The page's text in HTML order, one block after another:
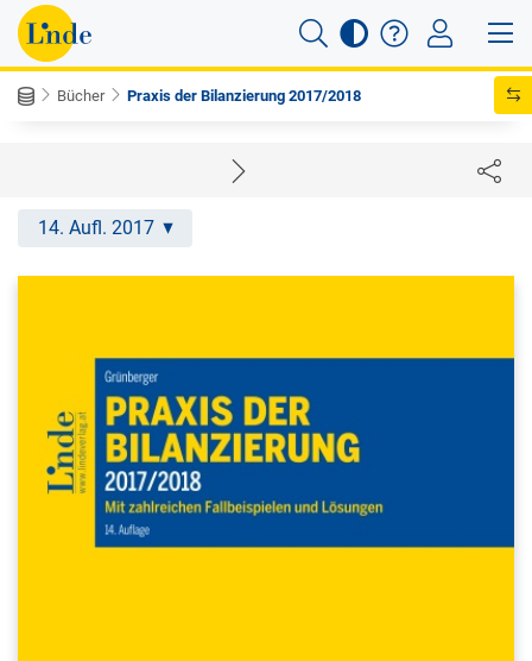
Bücher Praxis der Bilanzierung 2017/2018
14. Aufl. 2017